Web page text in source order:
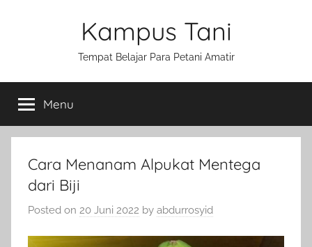
Kampus Tani
Tempat Belajar Para Petani Amatir
Menu
Cara Menanam Alpukat Mentega
dari Biji
Posted on 20 Juni 2022 by abdurrosyid